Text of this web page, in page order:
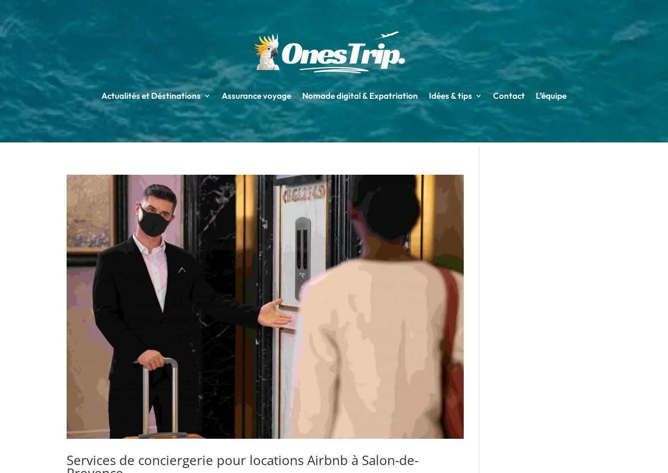
Actualités et Déstinations Assurance voyage Nomade digital & Expatriation Idées & tips Contact L’équipe
Services de conciergerie pour locations Airbnb à Salon-de-